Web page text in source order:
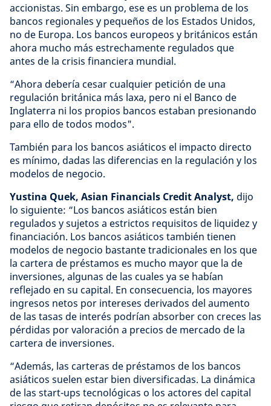
accionistas. Sin embargo, ese es un problema de los
bancos regionales y pequeños de los Estados Unidos,
no de Europa. Los bancos europeos y británicos están
ahora mucho más estrechamente regulados que
antes de la crisis financiera mundial.
“Ahora debería cesar cualquier petición de una
regulación británica más laxa, pero ni el Banco de
Inglaterra ni los propios bancos estaban presionando
para ello de todos modos".
También para los bancos asiáticos el impacto directo
es mínimo, dadas las diferencias en la regulación y los
modelos de negocio.
Yustina Quek, Asian Financials Credit Analyst, dijo
lo siguiente: “Los bancos asiáticos están bien
regulados y sujetos a estrictos requisitos de liquidez y
financiación. Los bancos asiáticos también tienen
modelos de negocio bastante tradicionales en los que
la cartera de préstamos es mucho mayor que la de
inversiones, algunas de las cuales ya se habían
reflejado en su capital. En consecuencia, los mayores
ingresos netos por intereses derivados del aumento
de las tasas de interés podrían absorber con creces las
pérdidas por valoración a precios de mercado de la
cartera de inversiones.
“Además, las carteras de préstamos de los bancos
asiáticos suelen estar bien diversificadas. La dinámica
de las start-ups tecnológicas o los actores del capital